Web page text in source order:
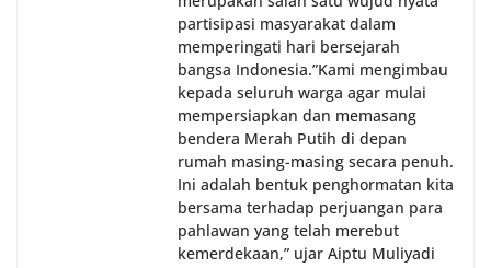
partisipasi masyarakat dalam
memperingati hari bersejarah
bangsa Indonesia.‎‎”Kami mengimbau
kepada seluruh warga agar mulai
mempersiapkan dan memasang
bendera Merah Putih di depan
rumah masing-masing secara penuh.
Ini adalah bentuk penghormatan kita
bersama terhadap perjuangan para
pahlawan yang telah merebut
kemerdekaan,” ujar Aiptu Muliyadi